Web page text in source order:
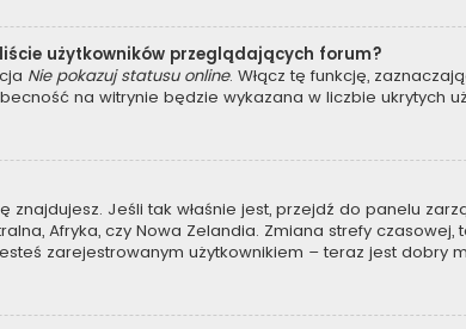
użytkowników przeglądających forum?
Nie pokazuj statusu online. Włącz tę funkcję,
na witrynie będzie wykazana w liczbie ukrytych
znajdujesz. Jeśli tak właśnie jest, przejdź do panelu
Afryka, czy Nowa Zelandia. Zmiana strefy czasowej,
zarejestrowanym użytkownikiem – teraz jest dobry